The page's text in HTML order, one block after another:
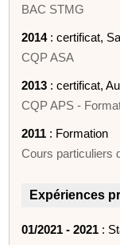
BAC STMG
2014: certificat,
CQP ASA
2013 : certificat,
CQP APS -
2011 : Formation
Cours particuliers
Expériences
01/2021 - 2021 :